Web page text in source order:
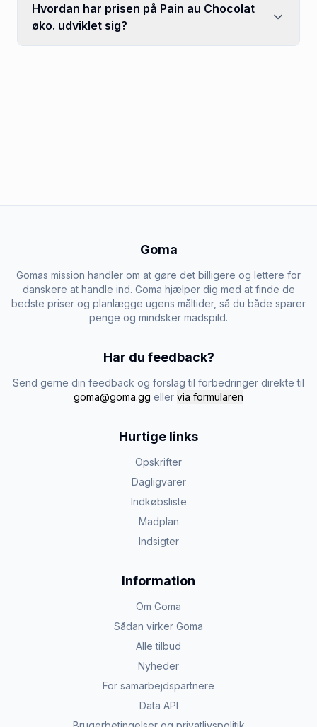
Hvordan har prisen på Pain au Chocolat
øko. udviklet sig?
Goma
Gomas mission handler om at gøre det billigere og lettere for
danskere at handle ind. Goma hjælper dig med at finde de
bedste priser og planlægge ugens måltider, så du både sparer
penge og mindsker madspild.
Har du feedback?
Send gerne din feedback og forslag til forbedringer direkte til
goma@goma.gg eller via formularen
Hurtige links
Opskrifter
Dagligvarer
Indkøbsliste
Madplan
Indsigter
Information
Om Goma
Sådan virker Goma
Alle tilbud
Nyheder
For samarbejdspartnere
Data API